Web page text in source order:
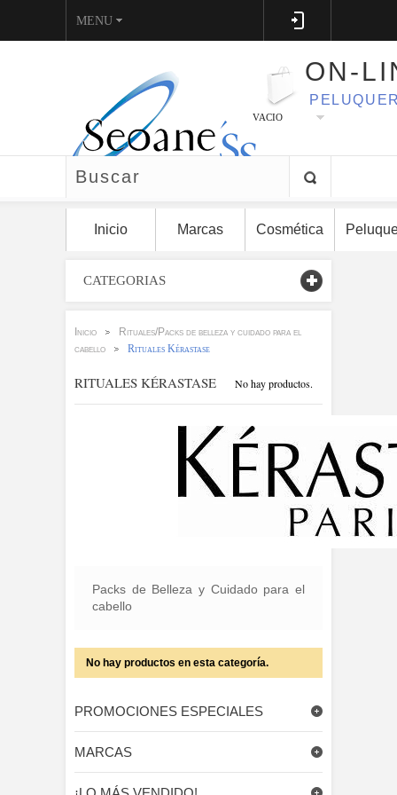
ON-
MENU
VACIO
Inicio Marcas Cosmética
CATEGORIAS
Inicio
Rituales/Packs de belleza y cuidado para el
cabello
Rituales Kérastase
RITUALES KÉRASTASE No hay productos.
Packs de Belleza y Cuidado para el
cabello
No hay productos en esta categoría.
PROMOCIONES ESPECIALES
MARCAS